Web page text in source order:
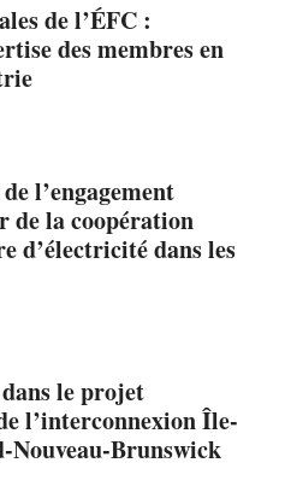
de l’ÉFC :
des membres en
l’engagement
de la coopération
d’électricité dans les
le projet
l’interconnexion Île-
Brunswick